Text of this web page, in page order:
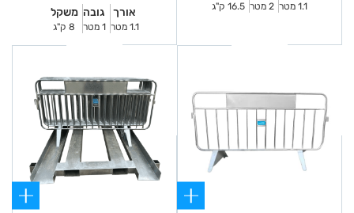
1.1 מטר 2 מטר 16.5 ק"ג אורך
1.1 מטר
גובה
1 מטר
משקל
8 ק"ג